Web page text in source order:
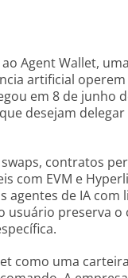
Agent Wallet,
artificial
em 8 de junho
desejam
contratos
com EVM e
agentes de IA
preserva o
como uma